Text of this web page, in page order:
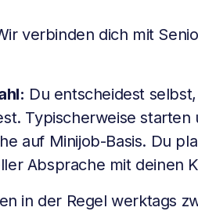
verbinden dich mit
Du entscheidest
Typischerweise starten
auf Minijob-Basis. Du
Absprache mit deinen
in der Regel werktags